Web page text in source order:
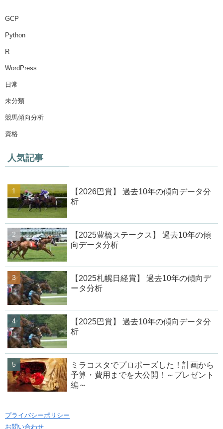
GCP
Python
R
WordPress
日常
未分類
競馬傾向分析
資格
人気記事
【2026巴賞】 過去10年の傾向データ分
析
【2025豊橋ステークス】 過去10年の傾
向データ分析
【2025札幌日経賞】 過去10年の傾向デ
ータ分析
【2025巴賞】 過去10年の傾向データ分
析
ミラコスタでプロポーズした！計画から
予算・費用までを大公開！～プレゼント
編～
プライバシーポリシー
お問い合わせ